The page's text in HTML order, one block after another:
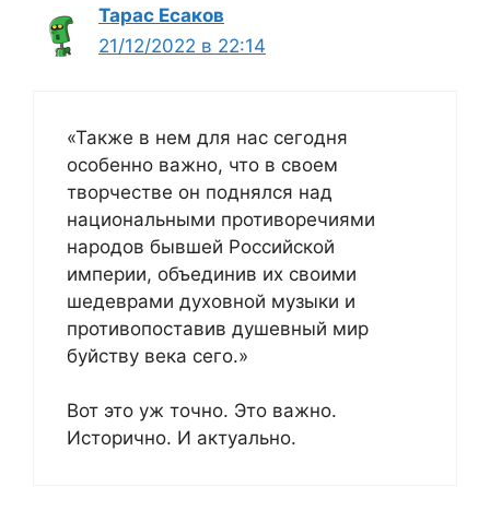
Тарас Есаков
21/12/2022 в 22:14
«Также в нем для нас сегодня
особенно важно, что в своем
творчестве он поднялся над
национальными противоречиями
народов бывшей Российской
империи, объединив их своими
шедеврами духовной музыки и
противопоставив душевный мир
буйству века сего.»
Вот это уж точно. Это важно.
Исторично. И актуально.